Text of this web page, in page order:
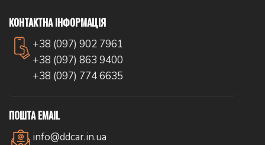
КОНТАКТНА ІНФОРМАЦІЯ
+38 (097) 902 7961
+38 (097) 863 9400
+38 (097) 774 6635
ПОШТА EMAIL
info@ddcar.in.ua